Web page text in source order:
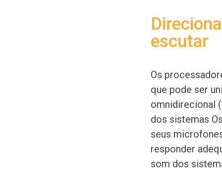
escutar
Os
que pode ser
omnidirecional
dos sistemas
seus
responder
som dos